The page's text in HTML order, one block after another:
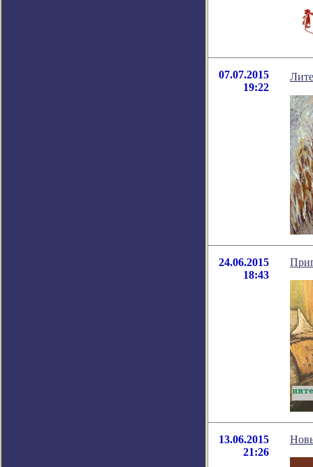
07.07.2015
19:22
24.06.2015
18:43
13.06.2015
21:26